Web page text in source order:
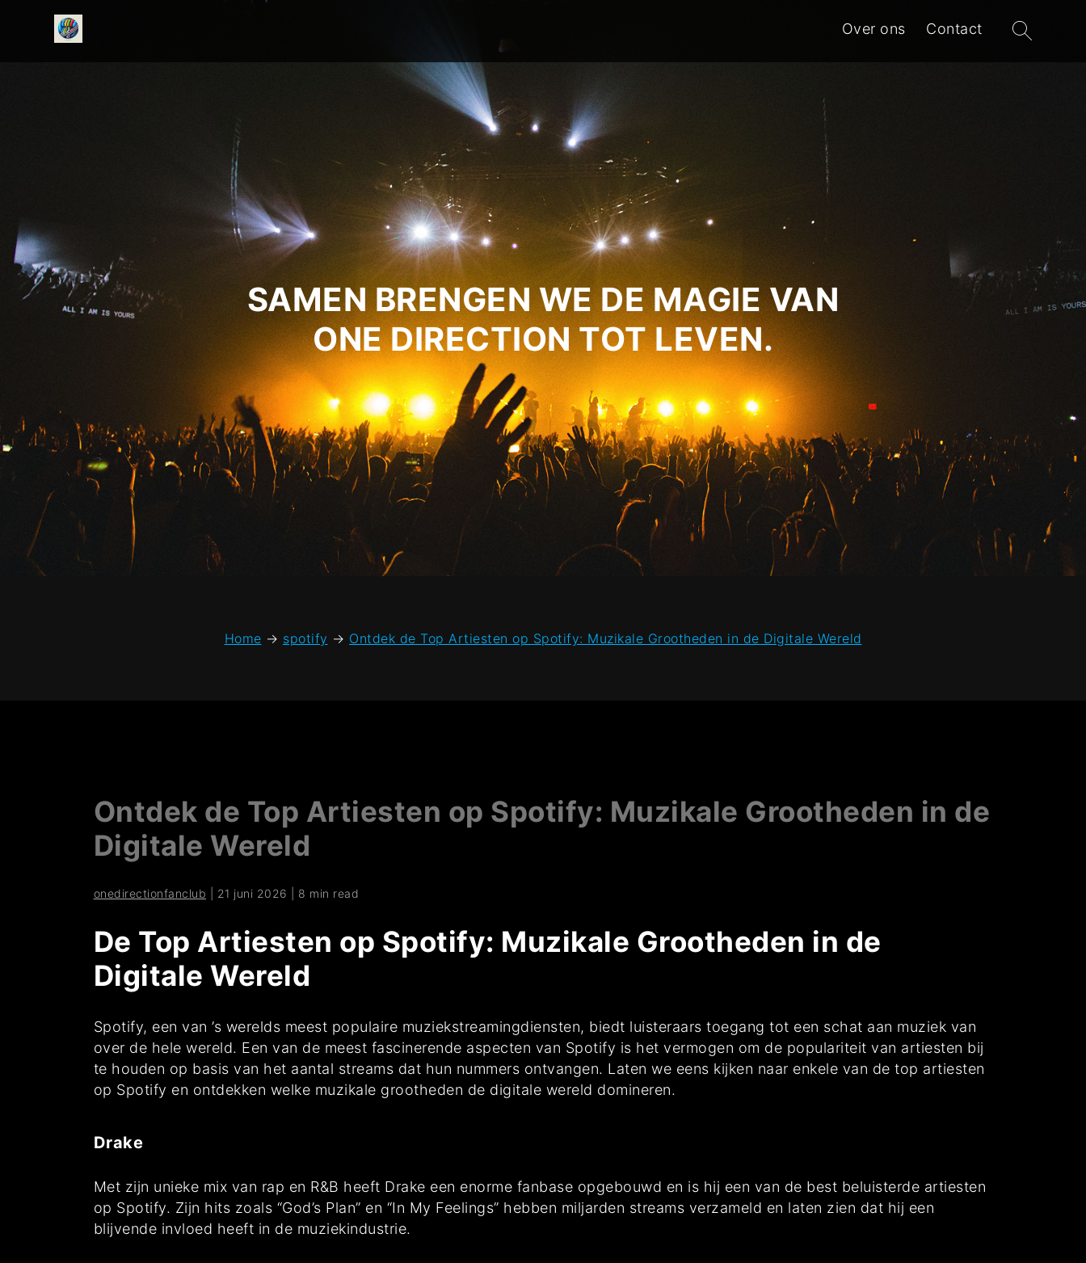
onedirectionfanclub.nl Over ons Contact
Zoeken
naar:
SAMEN BRENGEN WE DE MAGIE VAN
ONE DIRECTION TOT LEVEN.
Home → spotify → Ontdek de Top Artiesten op Spotify: Muzikale Grootheden in de Digitale Wereld
Ontdek de Top Artiesten op Spotify: Muzikale Grootheden in de
Digitale Wereld
onedirectionfanclub 21 juni 2026 8 min read
De Top Artiesten op Spotify: Muzikale Grootheden in de
Digitale Wereld
Spotify, een van ’s werelds meest populaire muziekstreamingdiensten, biedt luisteraars toegang tot een schat aan muziek van
over de hele wereld. Een van de meest fascinerende aspecten van Spotify is het vermogen om de populariteit van artiesten bij
te houden op basis van het aantal streams dat hun nummers ontvangen. Laten we eens kijken naar enkele van de top artiesten
op Spotify en ontdekken welke muzikale grootheden de digitale wereld domineren.
Drake
Met zijn unieke mix van rap en R&B heeft Drake een enorme fanbase opgebouwd en is hij een van de best beluisterde artiesten
op Spotify. Zijn hits zoals “God’s Plan” en “In My Feelings” hebben miljarden streams verzameld en laten zien dat hij een
blijvende invloed heeft in de muziekindustrie.